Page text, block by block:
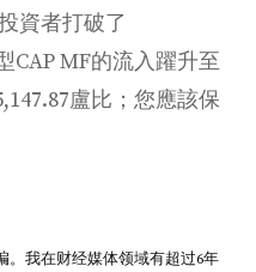
資者打破了
CAP MF的流入躍升至
盧比；您應該保
。我在财经媒体领域有超过6年